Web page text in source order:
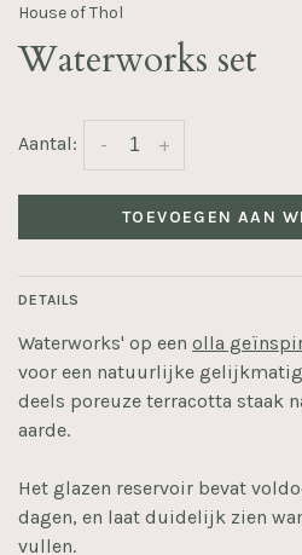
House of Thol
Waterworks set
Aantal: +
-
TOEVOEGEN AAN
DETAILS
Waterworks' op een olla
voor een natuurlijke
deels poreuze terracotta staak
aarde.
Het glazen reservoir bevat
dagen, en laat duidelijk zien
vullen.